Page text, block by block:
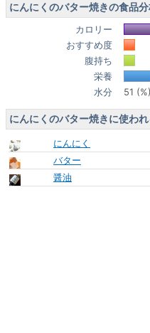
にんにくのバター焼きの食品
カロリー
おすすめ度
腹持ち
栄養
水分
51 (%)
にんにくのバター焼きに使わ
にんにく
バター
醤油